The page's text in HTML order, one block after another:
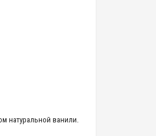
натуральной ванили.